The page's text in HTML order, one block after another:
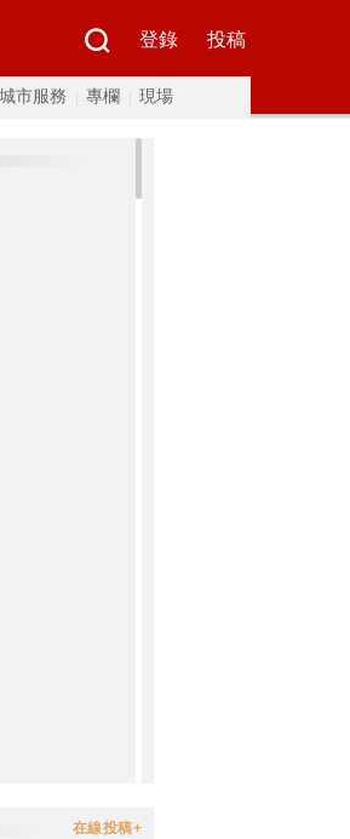
登錄 投稿
市服務 專欄 現場
在線投稿+